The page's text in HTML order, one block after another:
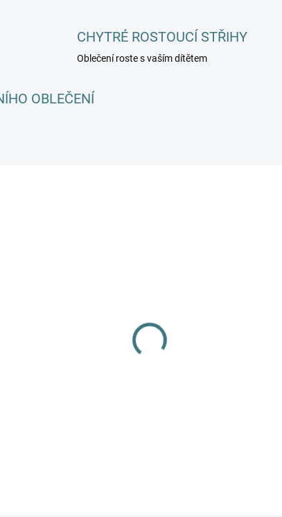
CHYTRÉ ROSTOUCÍ STŘIHY
Oblečení roste s vaším dítětem
OBLEČENÍ